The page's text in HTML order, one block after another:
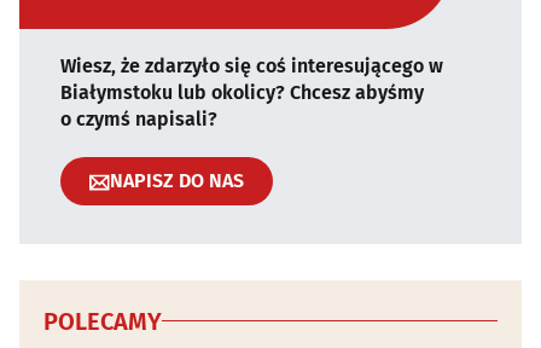
Wiesz, że zdarzyło się coś interesującego w
Białymstoku lub okolicy? Chcesz abyśmy
o czymś napisali?
NAPISZ DO NAS
POLECAMY